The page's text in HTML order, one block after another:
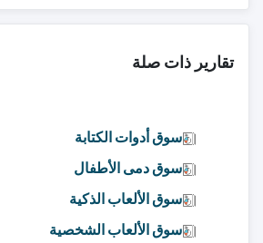
تقارير ذات صلة
سوق أدوات الكتابة
سوق دمى الأطفال
سوق الألعاب الذكية
سوق الألعاب الشخصية